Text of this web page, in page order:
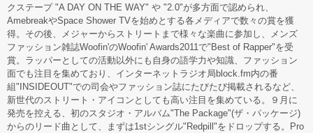
クステープ "A DAY ON THE WAY" や "2.0"が多方面で認められ、
AmebreakやSpace Shower TVを始めとする各メディアで数々の賞を獲
得。その後、メジャーからストリートまで様々な楽曲に参加し、メンズ
ファッション雑誌Woofin'のWoofin' Awards2011で"Best of Rapper"を受
賞。ラッパーとしての活動以外にも自身の語学力や知識、ファッション
面でも注目を集めており、インターネットラジオ局block.fm内の番
組"INSIDEOUT"での司会やファッション誌にたびたび掲載されるなど、
新世代のストリート・アイコンとしても高い注目を集めている。９月に
発売を控える、初のスタジオ・アルバム"The Package"(ザ・パッケージ)
からのリード曲として、まずは1stシングル"Redpill"をドロップする。Pro